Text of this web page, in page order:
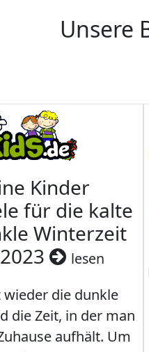
Unsere
Kinder
für die kalte
Winterzeit
lesen
wieder die dunkle
die Zeit, in der man
aufhält. Um